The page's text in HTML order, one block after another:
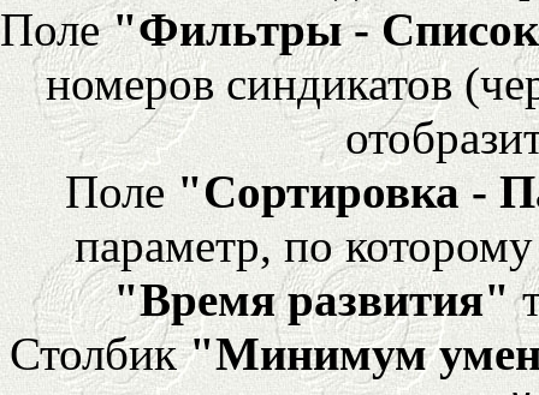
Поле"Фильтры - Список
номеров синдикатов
Поле "Сортировка -
параметр, по
"Время развития"
Столбик"Минимум